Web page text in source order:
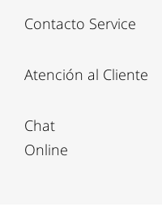
Contacto Service
Atención al Cliente
Chat
Online